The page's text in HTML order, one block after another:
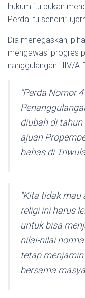
hukum itu bukan
Perda itu sendiri,”
Dia menegaskan,
mengawasi progres
nanggulangan HIV/
”Perda Nomor
di­ubah di
ajuan
bahas di
”Kita tidak
religi ini harus
untuk bisa
nilai-nilai
tetap
bersama